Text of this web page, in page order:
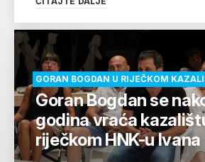
GORAN BOGDAN U RIJEČKOM
Goran Bogdan se
godina vraća
riječkom HNK-u Ivana